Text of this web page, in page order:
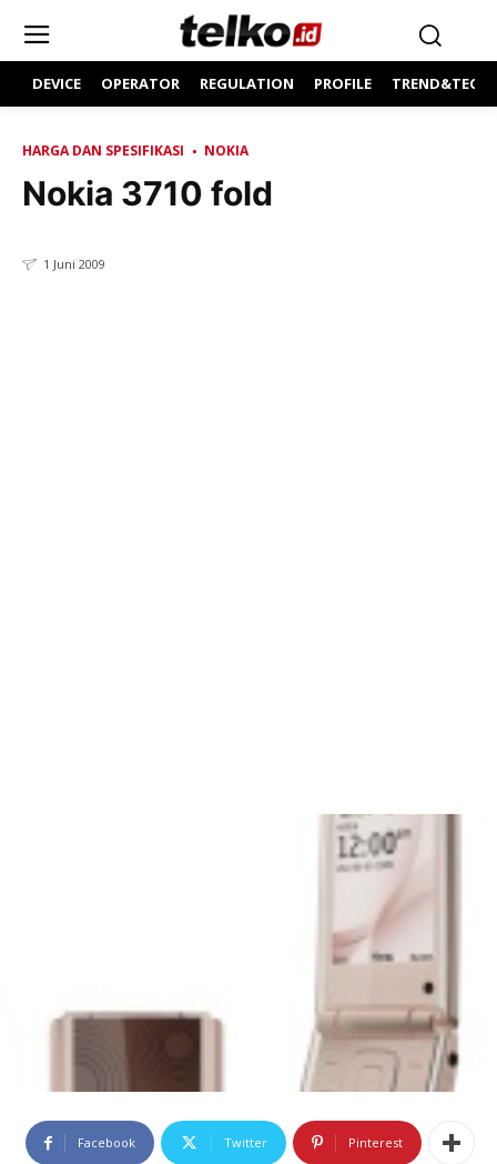
DEVICE OPERATOR REGULATION PROFILE
HARGA DAN SPESIFIKASI NOKIA
Nokia 3710 fold
1 Juni 2009
Facebook Twitter Pinterest